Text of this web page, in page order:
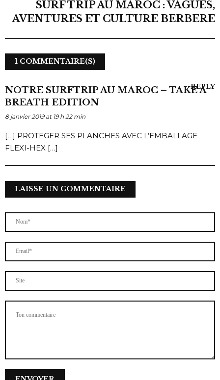
SURF TRIP AU MAROC : VAGUES,
AVENTURES ET CULTURE BERBERE
1 COMMENTAIRE(S)
NOTRE SURFTRIP AU MAROC – TAKE A
BREATH EDITION
8 janvier 2019 at 19 h 22 min
[…] PROTEGER SES PLANCHES AVEC L’EMBALLAGE
FLEXI-HEX […]
REPLY
LAISSE UN COMMENTAIRE